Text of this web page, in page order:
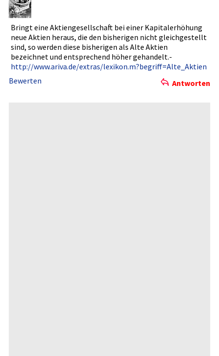
Bringt eine Aktiengese­llschaft bei einer Kapitalerh­öhung
neue Aktien heraus, die den bisherigen­ nicht gleichgest­ellt
sind, so werden diese bisherigen­ als Alte Aktien
bezeichnet­ und entspreche­nd höher gehandelt.­
http://www­.ariva.de/­extras/lex­ikon.m?beg­riff=Alte_­Aktien
Bewerten
Antworten